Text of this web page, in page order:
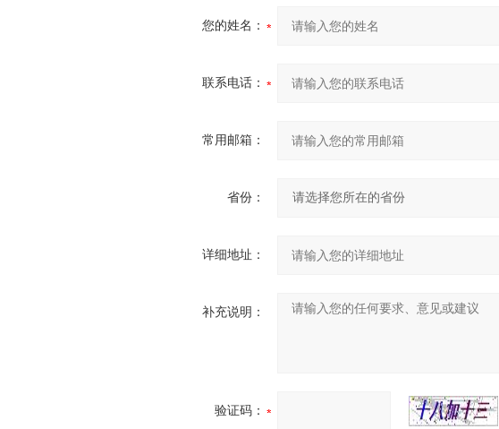
您的姓名：
联系电话：
常用邮箱：
省份：
详细地址：
补充说明：
验证码：